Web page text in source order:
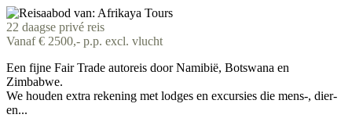
22 daagse privé reis
Vanaf € 2500,- p.p. excl. vlucht
Een fijne Fair Trade autoreis door Namibië, Botswana en
Zimbabwe.
We houden extra rekening met lodges en excursies die mens-, dier-
en...